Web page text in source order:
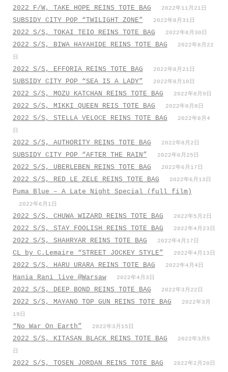
2022 F/W, TAKE HOPE REINS TOTE BAG 2022年11月21日
SUBSIDY CITY POP “TWILIGHT ZONE” 2022年8月31日
2022 S/S, TOKAI TEIO REINS TOTE BAG 2022年8月30日
2022 S/S, BIWA HAYAHIDE REINS TOTE BAG
2022年8月22
日
2022 S/S, EFFORIA REINS TOTE BAG 2022年8月21日
SUBSIDY CITY POP “SEA IS A LADY” 2022年8月10日
2022 S/S, MOZU KATCHAN REINS TOTE BAG 2022年8月9日
2022 S/S, MIKKI QUEEN REIS TOTE BAG 2022年8月8日
2022 S/S, STELLA VELOCE REINS TOTE BAG
2022年8月4
日
2022 S/S, AUTHORITY REINS TOTE BAG 2022年8月2日
SUBSIDY CITY POP “AFTER THE RAIN” 2022年6月25日
2022 S/S, UBERLEBEN REINS TOTE BAG 2022年6月17日
2022 S/S, RED LE ZELE REINS TOTE BAG 2022年6月13日
Puma Blue – A Late Night Special (full film)
2022年6月1日
2022 S/S, CHUWA WIZARD REINS TOTE BAG 2022年5月2日
2022 S/S, STAY FOOLISH REINS TOTE BAG 2022年4月23日
2022 S/S, SHAHRYAR REINS TOTE BAG 2022年4月17日
CL by C.Lemaire “STREET JOCKEY STYLE” 2022年4月13日
2022 S/S, HARU URARA REINS TOTE BAG 2022年4月4日
Hania Rani live @Warsaw 2022年4月3日
2022 S/S, DEEP BOND REINS TOTE BAG 2022年3月22日
2022 S/S, MAYANO TOP GUN REINS TOTE BAG
2022年3月
19日
“No War On Earth” 2022年3月15日
2022 S/S, KITASAN BLACK REINS TOTE BAG
2022年3月5
日
2022 S/S, TOSEN JORDAN REINS TOTE BAG 2022年2月20日